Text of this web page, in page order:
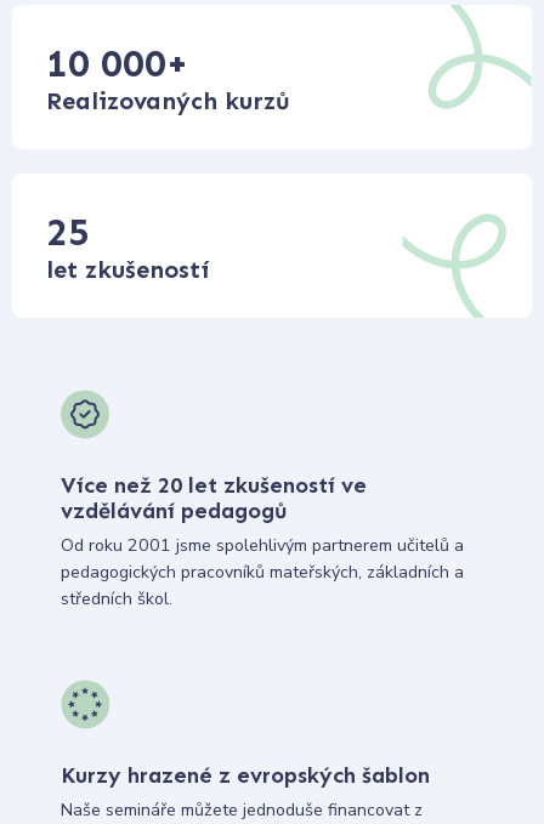
10 000+
Realizovaných kurzů
25
let zkušeností
Více než 20 let zkušeností ve
vzdělávání pedagogů
Od roku 2001 jsme spolehlivým partnerem učitelů a
pedagogických pracovníků mateřských, základních a
středních škol.
Kurzy hrazené z evropských šablon
Naše semináře můžete jednoduše financovat z